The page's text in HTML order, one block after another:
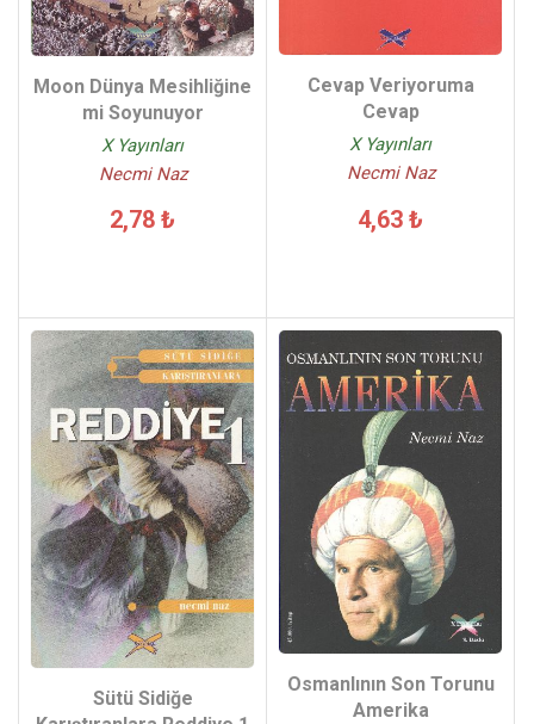
Moon Dünya Mesihliğine
mi Soyunuyor
X Yayınları
Necmi Naz
2,78 ₺
Cevap Veriyoruma
Cevap
X Yayınları
Necmi Naz
4,63 ₺
Sütü Sidiğe
Osmanlının Son Torunu
Amerika